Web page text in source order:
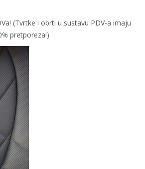
(Tvrtke i obrti u sustavu PDV-a imaju
pretporeza!)